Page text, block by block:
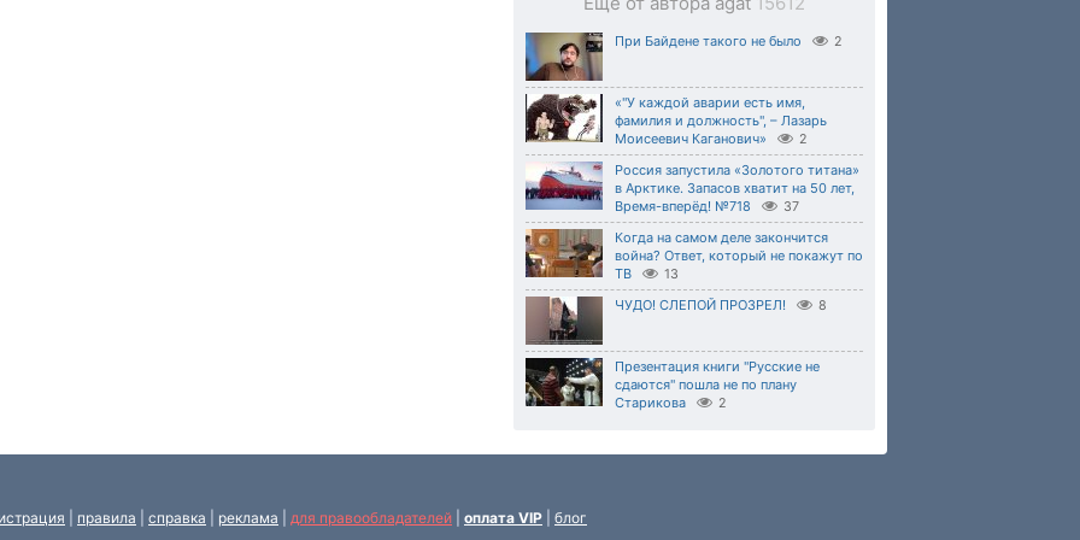
При Байдене такого не было 2
«"У каждой аварии есть имя,
фамилия и должность", – Лазарь
Моисеевич Каганович»
2
Россия запустила «Золотого титана»
в Арктике. Запасов хватит на 50 лет,
Время-вперёд! №718
37
Когда на самом деле закончится
война? Ответ, который не покажут по
ТВ
13
ЧУДО! СЛЕПОЙ ПРОЗРЕЛ! 8
Презентация книги "Русские не
сдаются" пошла не по плану
Старикова
2
правила справка реклама для правообладателей оплата VIP блог